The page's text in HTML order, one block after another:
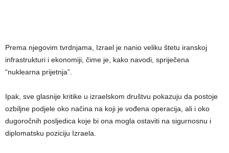
Prema njegovim tvrdnjama, Izrael je nanio veliku štetu iranskoj
infrastrukturi i ekonomiji, čime je, kako navodi, spriječena
“nuklearna prijetnja”.
Ipak, sve glasnije kritike u izraelskom društvu pokazuju da postoje
ozbiljne podjele oko načina na koji je vođena operacija, ali i oko
dugoročnih posljedica koje bi ona mogla ostaviti na sigurnosnu i
diplomatsku poziciju Izraela.